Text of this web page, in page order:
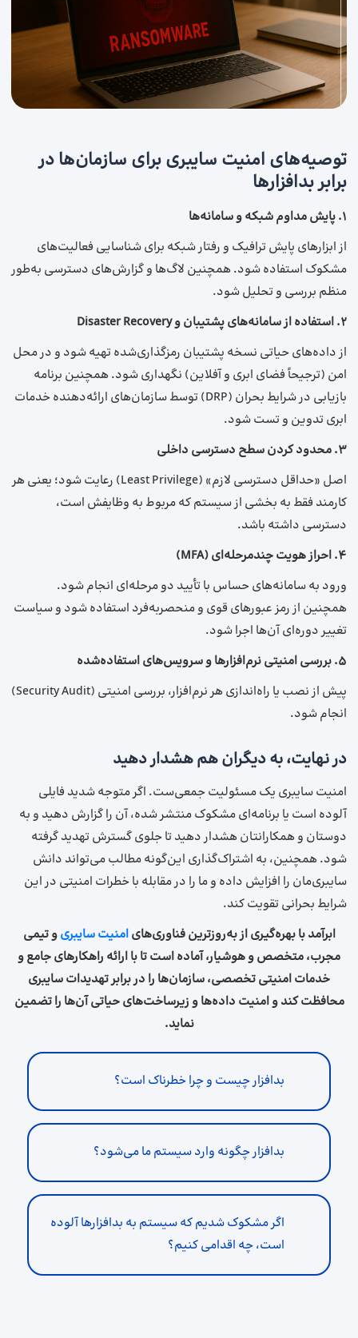
توصیه‌های امنیت سایبری برای سازمان‌ها در
برابر بدافزارها
۱. پایش مداوم شبکه و سامانه‌ها
از ابزارهای پایش ترافیک و رفتار شبکه برای شناسایی فعالیت‌های
مشکوک استفاده شود. همچنین لاگ‌ها و گزارش‌های دسترسی به‌طور
منظم بررسی و تحلیل شود.
۲. استفاده از سامانه‌های پشتیبان وDisaster Recovery
از داده‌های حیاتی نسخه پشتیبان رمزگذاری‌شده تهیه شود و در محل
امن (ترجیحاً فضای ابری و آفلاین) نگهداری شود. همچنین برنامه
بازیابی در شرایط بحران (DRP) توسط سازمان‌های ارائه‌دهنده خدمات
ابری تدوین و تست شود.
۳. محدود کردن سطح دسترسی داخلی
اصل «حداقل دسترسی لازم» (Least Privilege) رعایت شود؛ یعنی هر
کارمند فقط به بخشی از سیستم که مربوط به وظایفش است،
دسترسی داشته باشد.
۴. احراز هویت چندمرحله‌ای
(MFA)
ورود به سامانه‌های حساس با تأیید دو مرحله‌ای انجام شود.
همچنین از رمز عبورهای قوی و منحصربه‌فرد استفاده شود و سیاست
تغییر دوره‌ای آن‌ها اجرا شود.
۵. بررسی امنیتی نرم‌افزارها و سرویس‌های استفاده‌شده
پیش از نصب یا راه‌اندازی هر نرم‌افزار، بررسی امنیتی (Security Audit)
انجام شود.
در نهایت، به دیگران هم هشدار دهید
امنیت سایبری یک مسئولیت جمعی‌ست. اگر متوجه شدید فایلی
آلوده است یا برنامه‌ای مشکوک منتشر شده، آن را گزارش دهید و به
دوستان و همکارانتان هشدار دهید تا جلوی گسترش تهدید گرفته
شود. همچنین، به اشتراک‌گذاری این‌گونه مطالب می‌تواند دانش
سایبری‌مان را افزایش داده و ما را در مقابله با خطرات امنیتی در این
شرایط بحرانی تقویت کند.
ابرآمد با بهره‌گیری از به‌روزترین فناوری‌هایامنیت سایبریو تیمی
مجرب، متخصص و هوشیار، آماده است تا با ارائه راهکارهای جامع و
خدمات امنیتی تخصصی، سازمان‌ها را در برابر تهدیدات سایبری
محافظت کند و امنیت داده‌ها و زیرساخت‌های حیاتی آن‌ها را تضمین
نماید.
بدافزار چیست و چرا خطرناک است؟
بدافزار چگونه وارد سیستم ما می‌شود؟
اگر مشکوک شدیم که سیستم به بدافزارها آلوده
است، چه اقدامی کنیم؟